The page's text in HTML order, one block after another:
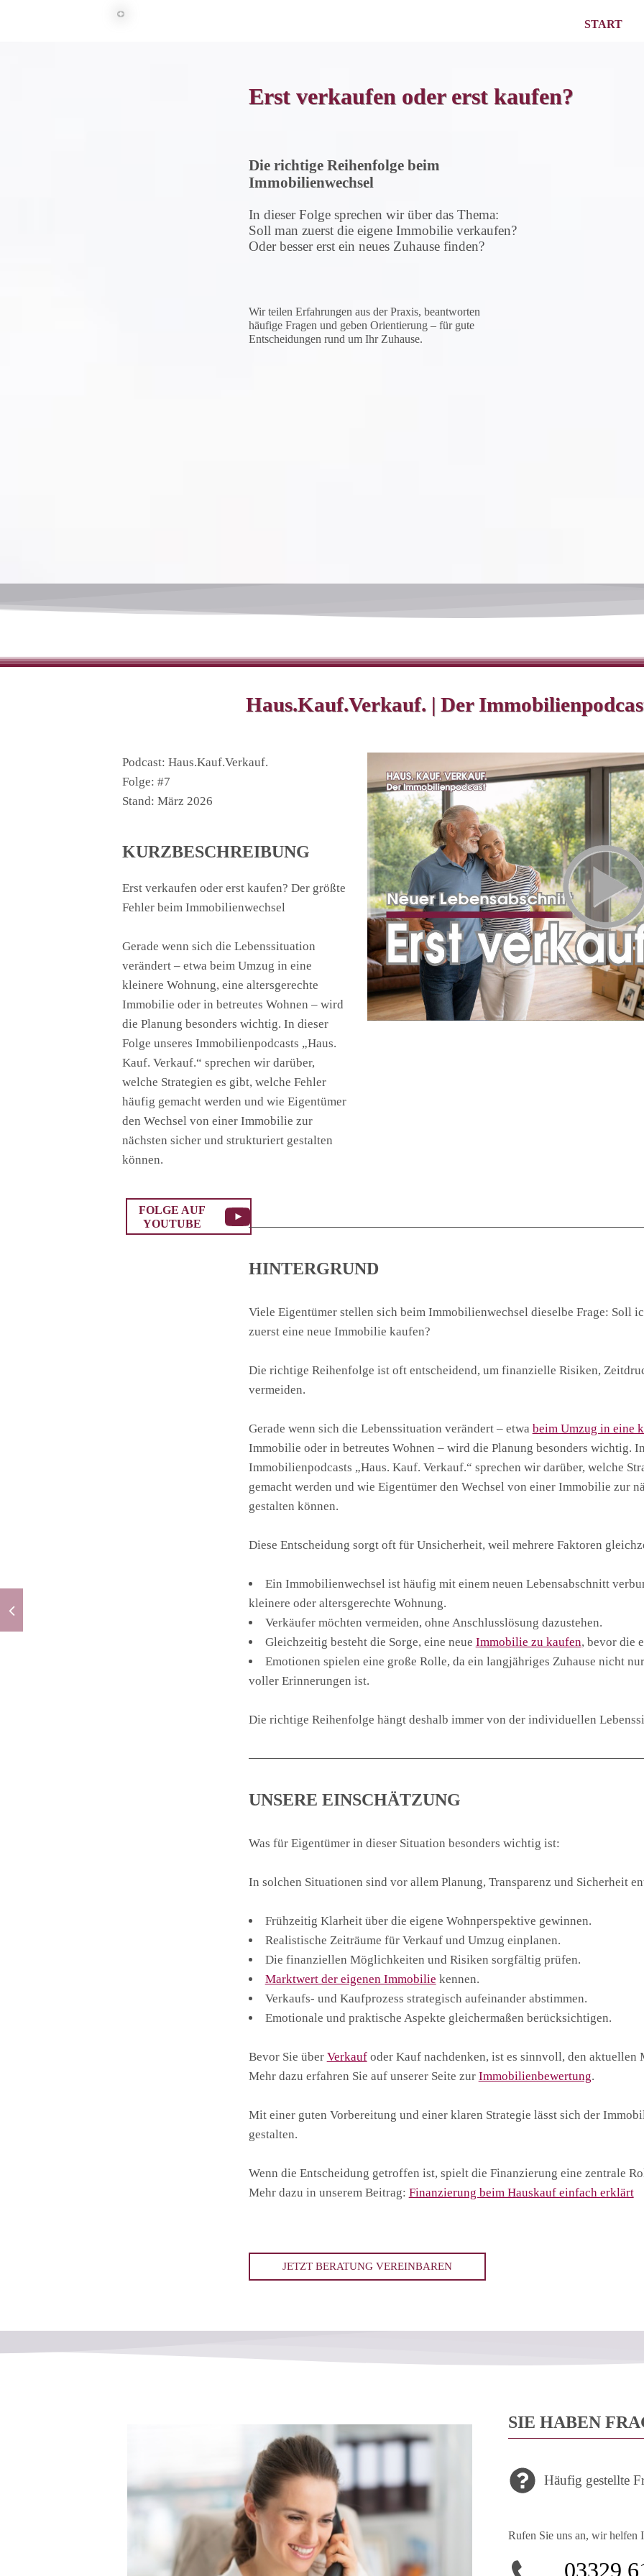
START
Erst verkaufen oder erst kaufen?
Die richtige Reihenfolge beim
Immobilienwechsel
In dieser Folge sprechen wir über das Thema:
Soll man zuerst die eigene Immobilie verkaufen?
Oder besser erst ein neues Zuhause finden?
Wir teilen Erfahrungen aus der Praxis, beantworten
häufige Fragen und geben Orientierung – für gute
Entscheidungen rund um Ihr Zuhause.
Haus.Kauf.Verkauf. | Der
Podcast: Haus.Kauf.Verkauf.
Folge: #7
Stand: März 2026
KURZBESCHREIBUNG
Erst verkaufen oder erst kaufen? Der größte
Fehler beim Immobilienwechsel
Gerade wenn sich die Lebenssituation
verändert – etwa beim Umzug in eine
kleinere Wohnung, eine altersgerechte
Immobilie oder in betreutes Wohnen – wird
die Planung besonders wichtig. In dieser
Folge unseres Immobilienpodcasts „Haus.
Kauf. Verkauf.“ sprechen wir darüber,
welche Strategien es gibt, welche Fehler
häufig gemacht werden und wie Eigentümer
den Wechsel von einer Immobilie zur
nächsten sicher und strukturiert gestalten
können.
FOLGE AUF
YOUTUBE
HINTERGRUND
Viele Eigentümer stellen sich beim Immobilienwechsel dieselbe Frage: Soll
zuerst eine neue Immobilie kaufen?
Die richtige Reihenfolge ist oft entscheidend, um finanzielle Risiken,
vermeiden.
Gerade wenn sich die Lebenssituation verändert – etwa beim Umzug in eine
Immobilie oder in betreutes Wohnen – wird die Planung besonders wichtig.
Immobilienpodcasts „Haus. Kauf. Verkauf.“ sprechen wir darüber, welche
gemacht werden und wie Eigentümer den Wechsel von einer Immobilie zur
gestalten können.
Diese Entscheidung sorgt oft für Unsicherheit, weil mehrere Faktoren
Ein Immobilienwechsel ist häufig mit einem neuen Lebensabschnitt
kleinere oder altersgerechte Wohnung.
Verkäufer möchten vermeiden, ohne Anschlusslösung dazustehen.
Gleichzeitig besteht die Sorge, eine neue Immobilie zu kaufen, bevor die
Emotionen spielen eine große Rolle, da ein langjähriges Zuhause nicht
voller Erinnerungen ist.
Die richtige Reihenfolge hängt deshalb immer von der individuellen
UNSERE EINSCHÄTZUNG
Was für Eigentümer in dieser Situation besonders wichtig ist:
In solchen Situationen sind vor allem Planung, Transparenz und Sicherheit
Frühzeitig Klarheit über die eigene Wohnperspektive gewinnen.
Realistische Zeiträume für Verkauf und Umzug einplanen.
Die finanziellen Möglichkeiten und Risiken sorgfältig prüfen.
Marktwert der eigenen Immobilie kennen.
Verkaufs- und Kaufprozess strategisch aufeinander abstimmen.
Emotionale und praktische Aspekte gleichermaßen berücksichtigen.
Bevor Sie über Verkaufoder Kauf nachdenken, ist es sinnvoll, den
Mehr dazu erfahren Sie auf unserer Seite zur Immobilienbewertung.
Mit einer guten Vorbereitung und einer klaren Strategie lässt sich der
gestalten.
Wenn die Entscheidung getroffen ist, spielt die Finanzierung eine zentrale
Mehr dazu in unserem Beitrag: Finanzierung beim Hauskauf einfach erklärt
JETZT BERATUNG VEREINBAREN
SIE HABEN
Häufig gestellte
Rufen Sie uns an, wir helfen
03329